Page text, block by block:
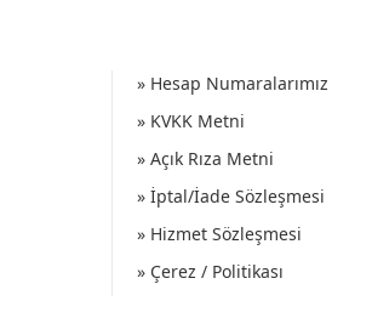
» Hesap Numaralarımız
» KVKK Metni
» Açık Rıza Metni
» İptal/İade Sözleşmesi
» Hizmet Sözleşmesi
» Çerez / Politikası